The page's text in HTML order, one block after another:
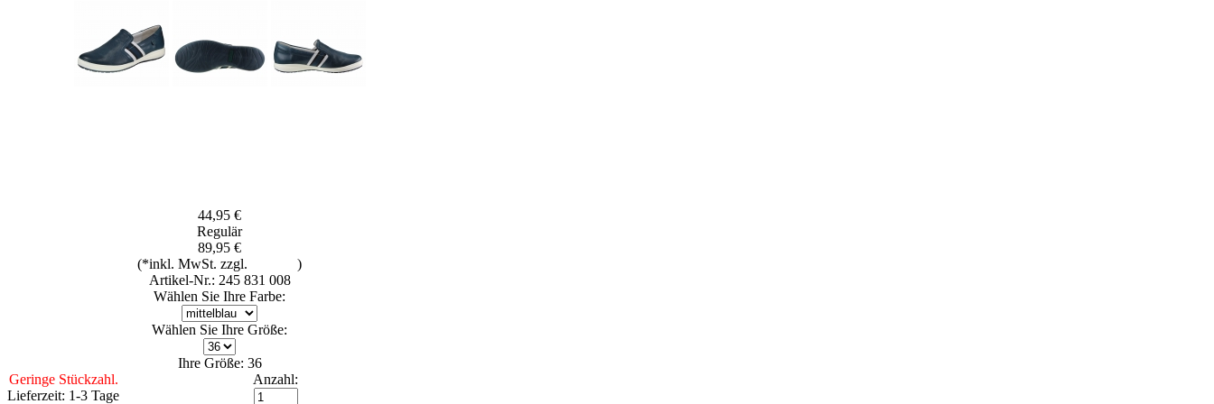
44,95 €
Regulär
89,95 €
(*inkl. MwSt. zzgl.
)
Artikel-Nr.: 245 831 008
Wählen Sie Ihre Farbe:
Wählen Sie Ihre Größe:
Ihre Größe: 36
Geringe Stückzahl.
Lieferzeit: 1-3 Tage
Anzahl: